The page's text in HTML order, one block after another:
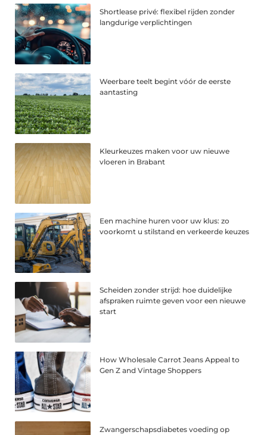
Shortlease privé: flexibel rijden zonder
langdurige verplichtingen
Weerbare teelt begint vóór de eerste
aantasting
Kleurkeuzes maken voor uw nieuwe
vloeren in Brabant
Een machine huren voor uw klus: zo
voorkomt u stilstand en verkeerde keuzes
Scheiden zonder strijd: hoe duidelijke
afspraken ruimte geven voor een nieuwe
start
How Wholesale Carrot Jeans Appeal to
Gen Z and Vintage Shoppers
Zwangerschapsdiabetes voeding op